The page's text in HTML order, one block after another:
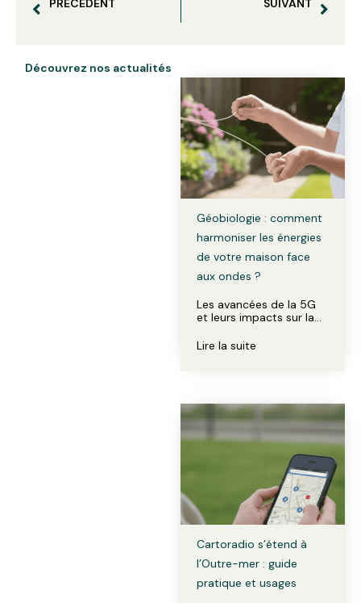
PRÉCÉDENT
SUIVANT
Découvrez nos actualités
Géobiologie : comment
harmoniser les énergies
de votre maison face
aux ondes ?
Les avancées de la 5G
et leurs impacts sur la…
Lire la suite
Cartoradio s’étend à
l’Outre-mer : guide
pratique et usages